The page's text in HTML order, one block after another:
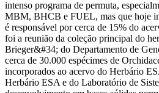
intenso programa de permuta,
MBM, BHCB e FUEL, mas que hoje
é responsável por cerca de 15% do
foi a reunião da coleção principal do
Brieger&#34; do Departamento de
cerca de 30.000 espécimes de
incorporados ao acervo do Herbário
Herbário ESA e do Laboratório de